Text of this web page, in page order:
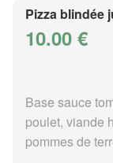
Pizza blindée
10.00 €
Base sauce
poulet, viande
pommes de